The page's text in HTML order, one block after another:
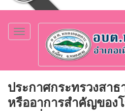
Toggle
navigation
ประกาศกระทรวงสา
หรืออาการสำคัญของ